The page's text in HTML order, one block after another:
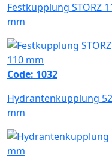
Festkupplung STORZ
mm
Code: 1032
Hydrantenkupplung 52
mm